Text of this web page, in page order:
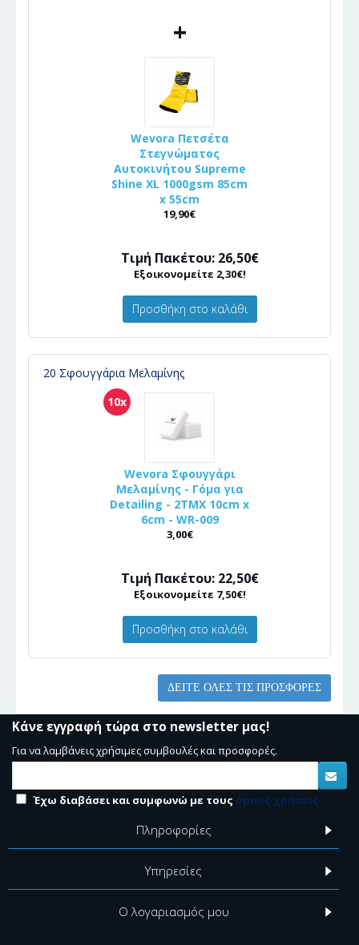
+
Wevora Πετσέτα
Στεγνώματος
Αυτοκινήτου Supreme
Shine XL 1000gsm 85cm
x 55cm
19,90€
Τιμή Πακέτου: 26,50€
Εξοικονομείτε 2,30€!
Προσθήκη στο καλάθι
20 Σφουγγάρια Μελαμίνης
10x
Wevora Σφουγγάρι
Μελαμίνης - Γόμα για
Detailing - 2ΤΜΧ 10cm x
6cm - WR-009
3,00€
Τιμή Πακέτου: 22,50€
Εξοικονομείτε 7,50€!
Προσθήκη στο καλάθι
ΔΕΊΤΕ ΌΛΕΣ ΤΙΣ ΠΡΟΣΦΟΡΈΣ
Κάνε εγγραφή τώρα στο newsletter μας!
Για να λαμβάνεις χρήσιμες συμβουλές και προσφορές.
Έχω διαβάσει και συμφωνώ με τους όρους χρήσεις
Πληροφορίες
Υπηρεσίες
Ο λογαριασμός μου